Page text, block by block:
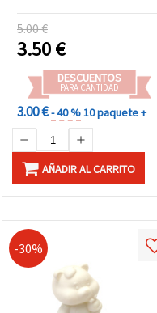
5.00 €
3.50€
DESCUENTOS
PARA CANTIDAD
3.00 €- 40 %10 paquete +
AÑADIR AL CARRITO
-30%